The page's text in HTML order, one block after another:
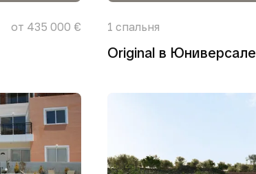
от 435 000 € 1 спальня
Original в Юниверсале